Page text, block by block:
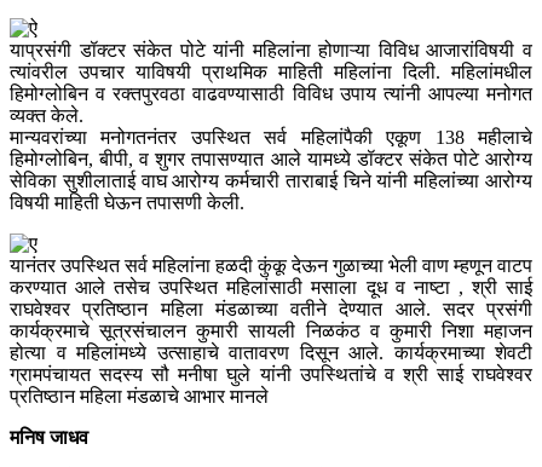
याप्रसंगी डॉक्टर संकेत पोटे यांनी महिलांना होणाऱ्या विविध आजारांविषयी व
त्यांवरील उपचार याविषयी प्राथमिक माहिती महिलांना दिली. महिलांमधील
हिमोग्लोबिन व रक्तपुरवठा वाढवण्यासाठी विविध उपाय त्यांनी आपल्या मनोगत
व्यक्त केले.
मान्यवरांच्या मनोगतनंतर उपस्थित सर्व महिलांपैकी एकूण 138 महीलाचे
हिमोग्लोबिन, बीपी, व शुगर तपासण्यात आले यामध्ये डॉक्टर संकेत पोटे आरोग्य
सेविका सुशीलाताई वाघ आरोग्य कर्मचारी ताराबाई चिने यांनी महिलांच्या आरोग्य
विषयी माहिती घेऊन तपासणी केली.
यानंतर उपस्थित सर्व महिलांना हळदी कुंकू देऊन गुळाच्या भेली वाण म्हणून वाटप
करण्यात आले तसेच उपस्थित महिलांसाठी मसाला दूध व नाष्टा , श्री साई
राघवेश्वर प्रतिष्ठान महिला मंडळाच्या वतीने देण्यात आले. सदर प्रसंगी
कार्यक्रमाचे सूत्रसंचालन कुमारी सायली निळकंठ व कुमारी निशा महाजन
होत्या व महिलांमध्ये उत्साहाचे वातावरण दिसून आले. कार्यक्रमाच्या शेवटी
ग्रामपंचायत सदस्य सौ मनीषा घुले यांनी उपस्थितांचे व श्री साई राघवेश्वर
प्रतिष्ठान महिला मंडळाचे आभार मानले
मनिष जाधव